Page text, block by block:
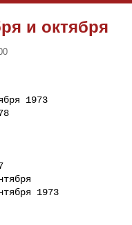
и октября
1973
1973